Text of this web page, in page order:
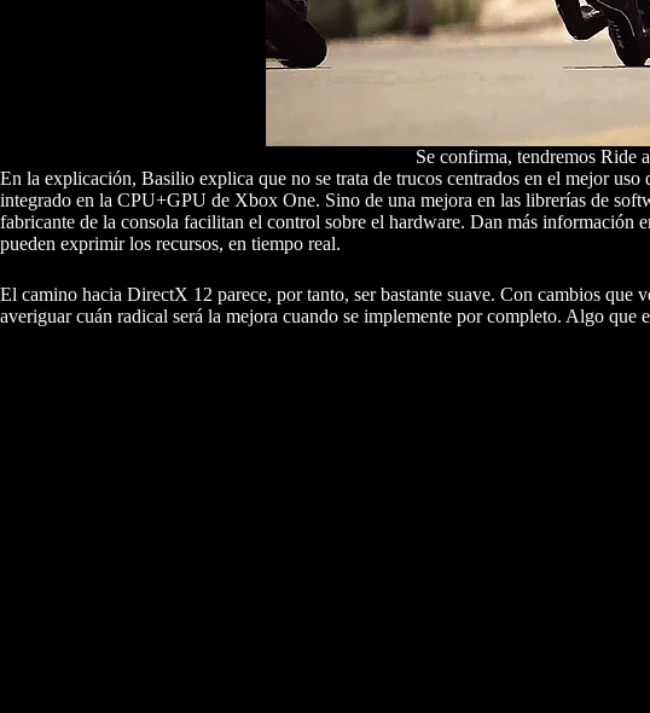
Se confirma, tendremos Ride
En la explicación, Basilio explica que no se trata de trucos centrados en el mejor
integrado en la CPU+GPU de Xbox One. Sino de una mejora en las librerías de
fabricante de la consola facilitan el control sobre el hardware. Dan más información
pueden exprimir los recursos, en tiempo real.
El camino hacia DirectX 12 parece, por tanto, ser bastante suave. Con cambios
averiguar cuán radical será la mejora cuando se implemente por completo. Algo